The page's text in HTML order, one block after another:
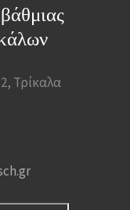
Τρίκαλα